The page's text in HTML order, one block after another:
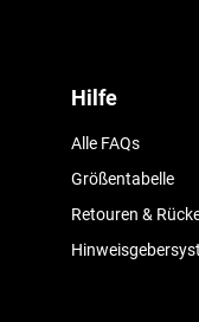
Hilfe
Alle FAQs
Größentabelle
Retouren &